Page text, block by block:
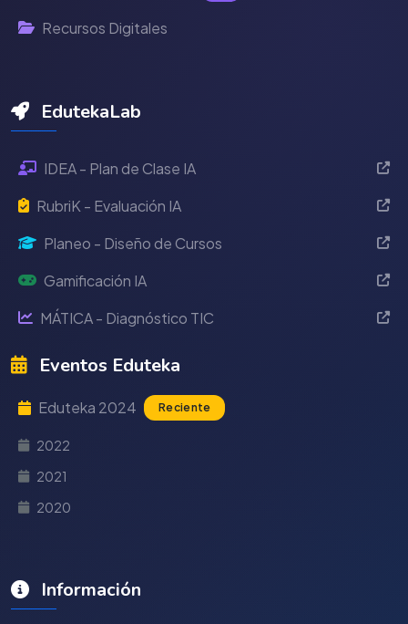
Recursos Digitales
EdutekaLab
IDEA - Plan de Clase IA
RubriK - Evaluación IA
Planeo - Diseño de Cursos
Gamificación IA
MÁTICA - Diagnóstico TIC
Eventos Eduteka
Eduteka 2024 Reciente
2022
2021
2020
Información